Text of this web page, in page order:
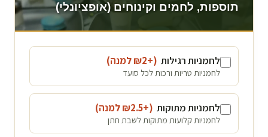
תוספות, לחמים וקינוחים (אופציונלי)
לחמניות רגילות (+₪
2 למנה)
לחמניות טריות ורכות לכל סועד
לחמניות מתוקות (+₪
2.5 למנה)
לחמניות קלועות מתוקות לשבת חתן